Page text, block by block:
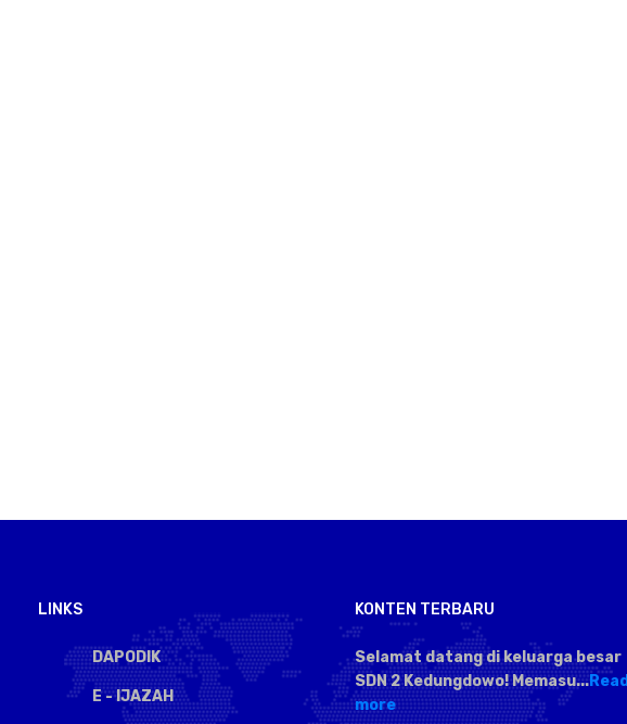
LINKS
DAPODIK
E - IJAZAH
KONTEN TERBARU
Selamat datang di keluarga besar
SDN 2 Kedungdowo! Memasu...Read
more